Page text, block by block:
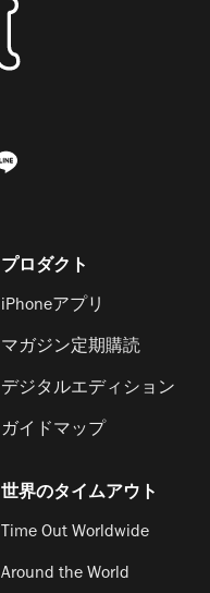
プロダクト
iPhoneアプリ
マガジン定期購読
デジタルエディション
ガイドマップ
世界のタイムアウト
Time Out Worldwide
Around the World